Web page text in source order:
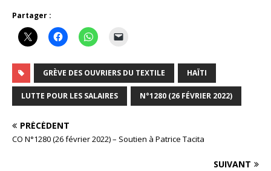
Partager :
GRÈVE DES OUVRIERS DU TEXTILE HAÏTI
LUTTE POUR LES SALAIRES N°1280 (26 FÉVRIER 2022)
PRÉCÉDENT
CO N°1280 (26 février 2022) – Soutien à Patrice Tacita
SUIVANT